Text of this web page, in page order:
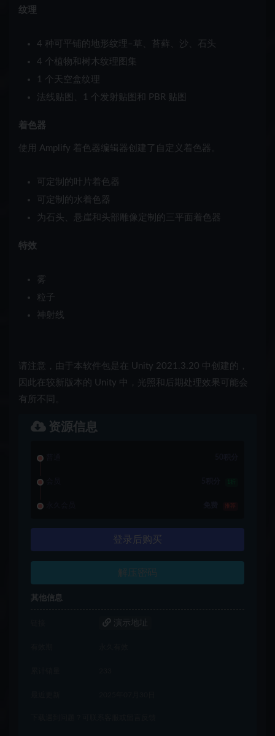
纹理
4 种可平铺的地形纹理–草、苔藓、沙、石头
4 个植物和树木纹理图集
1 个天空盒纹理
法线贴图、1 个发射贴图和 PBR 贴图
着色器
使用 Amplify 着色器编辑器创建了自定义着色器。
可定制的叶片着色器
可定制的水着色器
为石头、悬崖和头部雕像定制的三平面着色器
特效
雾
粒子
神射线
请注意，由于本软件包是在 Unity 2021.3.20 中创建的，
因此在较新版本的 Unity 中，光照和后期处理效果可能会
有所不同。
资源信息
推荐
登录后购买
解压密码
其他信息
演示地址